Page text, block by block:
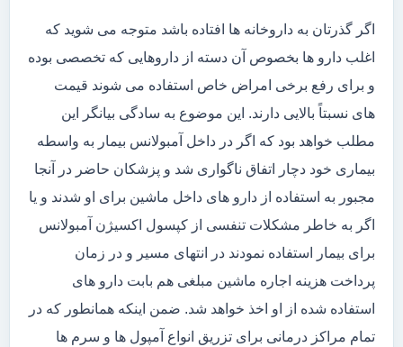
اگر گذرتان به داروخانه ها افتاده باشد متوجه می شوید که
اغلب دارو ها بخصوص آن دسته از داروهایی که تخصصی بوده
و برای رفع برخی امراض خاص استفاده می شوند قیمت
های نسبتاً بالایی دارند. این موضوع به سادگی بیانگر این
مطلب خواهد بود که اگر در داخل آمبولانس بیمار به واسطه
بیماری خود دچار اتفاق ناگواری شد و پزشکان حاضر در آنجا
مجبور به استفاده از دارو های داخل ماشین برای او شدند و یا
اگر به خاطر مشکلات تنفسی از کپسول اکسیژن آمبولانس
برای بیمار استفاده نمودند در انتهای مسیر و در زمان
پرداخت هزینه اجاره ماشین مبلغی هم بابت دارو های
استفاده شده از او اخذ خواهد شد. ضمن اینکه همانطور که در
تمام مراکز درمانی برای تزریق انواع آمپول ها و سرم ها